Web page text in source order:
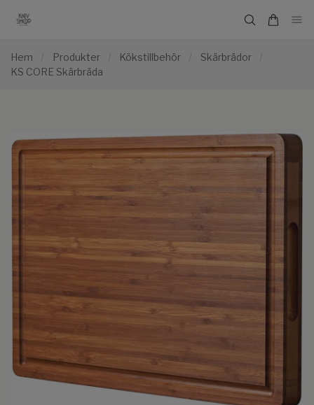
Hem / Produkter / Kökstillbehör / Skärbrädor
/
KS CORE Skärbräda